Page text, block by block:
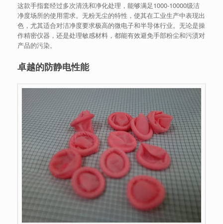
这款手指套经过多次清洗和净化处理，能够满足1000-10000级洁
净度场所的使用需求。无粉无尘的特性，使其在工业生产中表现出
色，尤其适合对洁净度要求极高的微电子和半导体行业。无论是操
作精密仪器，还是处理敏感材料，都能有效避免手部粉尘和污渍对
产品的污染。
卓越的防静电性能